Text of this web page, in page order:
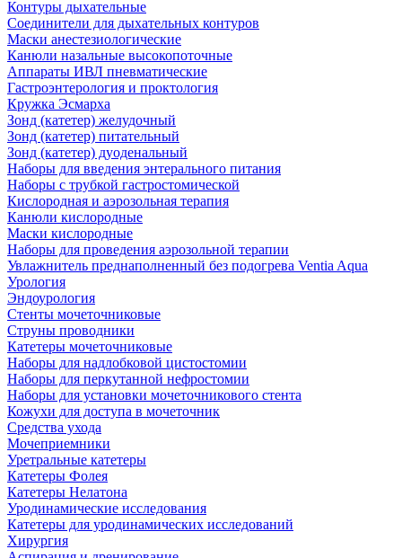
Контуры дыхательные
Соединители для дыхательных контуров
Маски анестезиологические
Канюли назальные высокопоточные
Аппараты ИВЛ пневматические
Гастроэнтерология и проктология
Кружка Эсмарха
Зонд (катетер) желудочный
Зонд (катетер) питательный
Зонд (катетер) дуоденальный
Наборы для введения энтерального питания
Наборы с трубкой гастростомической
Кислородная и аэрозольная терапия
Канюли кислородные
Маски кислородные
Наборы для проведения аэрозольной терапии
Увлажнитель преднаполненный без подогрева Ventia Aqua
Урология
Эндоурология
Стенты мочеточниковые
Струны проводники
Катетеры мочеточниковые
Наборы для надлобковой цистостомии
Наборы для перкутанной нефростомии
Наборы для установки мочеточникового стента
Кожухи для доступа в мочеточник
Средства ухода
Мочеприемники
Уретральные катетеры
Катетеры Фолея
Катетеры Нелатона
Уродинамические исследования
Катетеры для уродинамических исследований
Хирургия